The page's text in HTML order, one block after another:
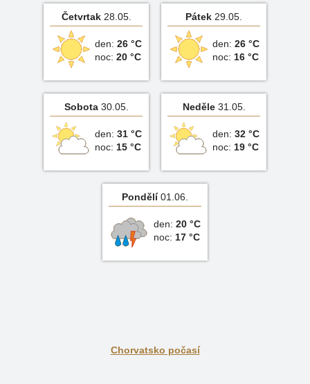
Četvrtak28.05.
den: 26 °C
noc: 20 °C
Pátek 29.05.
den: 26 °C
noc: 16 °C
Sobota30.05.
den: 31 °C
noc: 15 °C
Neděle31.05.
den: 32 °C
noc: 19 °C
Pondělí01.06.
den: 20 °C
noc: 17 °C
Chorvatsko počasí